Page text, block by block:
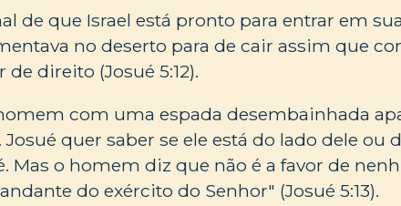
de que Israel está pronto para entrar em
no deserto para de cair assim que
direito (Josué 5:12).
com uma espada desembainhada
Josué quer saber se ele está do lado dele ou
Mas o homem diz que não é a favor de
do exército do Senhor" (Josué 5:13).